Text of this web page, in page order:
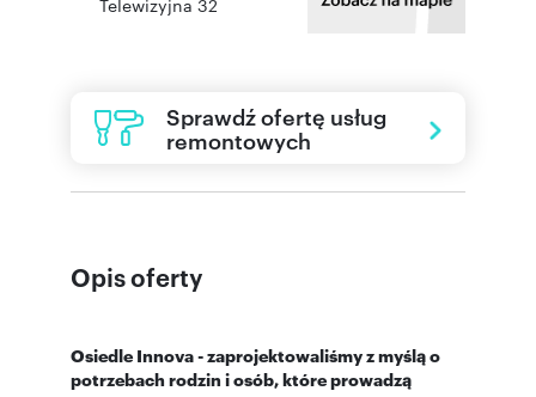
Sprawdź ofertę usług
remontowych
Opis oferty
Osiedle Innova - zaprojektowaliśmy z myślą o
potrzebach rodzin i osób, które prowadzą